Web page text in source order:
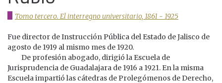
Documentos institucionales
Tomo tercero. El interregno universitario, 1861 - 1925
Fue director de Instrucción Pública del Estado de Jalisco de
agosto de 1919 al mismo mes de 1920.
De profesión abogado, dirigió la Escuela de
Jurisprudencia de Guadalajara de 1916 a 1921. En la misma
Escuela impartió las cátedras de Prolegómenos de Derecho,